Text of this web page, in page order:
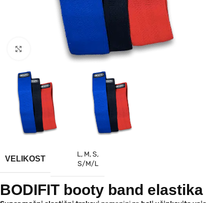
Kliknite za povečavo
VELIKOST L, M,S,
S/M/L
BODIFIT booty band elastika